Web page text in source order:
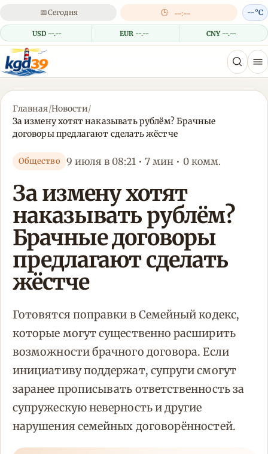
📅Сегодня 🕒 --:--
USD --.-- EUR --.-- CNY --.--
--°C
Главная/Новости/
За измену хотят наказывать рублём? Брачные
договоры предлагают сделать жёстче
Общество 9 июля в 08:21 • 7 мин • 0 комм.
За измену хотят
наказывать рублём?
Брачные договоры
предлагают сделать
жёстче
Готовятся поправки в Семейный кодекс,
которые могут существенно расширить
возможности брачного договора. Если
инициативу поддержат, супруги смогут
заранее прописывать ответственность за
супружескую неверность и другие
нарушения семейных договорённостей.